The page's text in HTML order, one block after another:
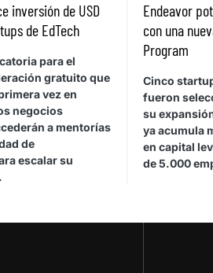
inversión de USD
de EdTech
para el
gratuito que
vez en
negocios
a mentorías
de
escalar su
Endeavor
con una
Program
Cinco
fueron
su
ya acumula
en capital
de 5.000